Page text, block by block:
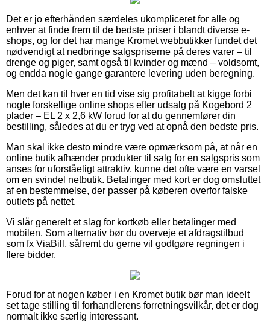
Det er jo efterhånden særdeles ukompliceret for alle og
enhver at finde frem til de bedste priser i blandt diverse e-
shops, og for det har mange Kromet webbutikker fundet det
nødvendigt at nedbringe salgspriserne på deres varer – til
drenge og piger, samt også til kvinder og mænd – voldsomt,
og endda nogle gange garantere levering uden beregning.
Men det kan til hver en tid vise sig profitabelt at kigge forbi
nogle forskellige online shops efter udsalg på Kogebord 2
plader – EL 2 x 2,6 kW forud for at du gennemfører din
bestilling, således at du er tryg ved at opnå den bedste pris.
Man skal ikke desto mindre være opmærksom på, at når en
online butik afhænder produkter til salg for en salgspris som
anses for uforståeligt attraktiv, kunne det ofte være en varsel
om en svindel netbutik. Betalinger med kort er dog omsluttet
af en bestemmelse, der passer på køberen overfor falske
outlets på nettet.
Vi slår generelt et slag for kortkøb eller betalinger med
mobilen. Som alternativ bør du overveje et afdragstilbud
som fx ViaBill, såfremt du gerne vil godtgøre regningen i
flere bidder.
Forud for at nogen køber i en Kromet butik bør man ideelt
set tage stilling til forhandlerens forretningsvilkår, det er dog
normalt ikke særlig interessant.